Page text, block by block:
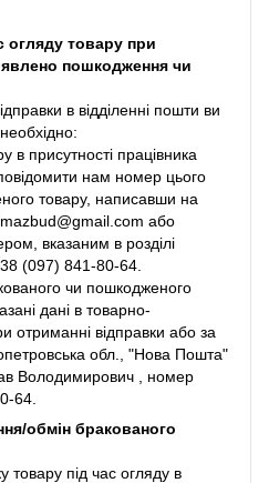
товару при
пошкодження чи
в відділенні пошти ви
в присутності працівника
нам номер цього
товару, написавши на
або
вказаним в розділі
(097) 841-80-64.
чи пошкодженого
дані в товарно-
отриманні відправки або за
обл., "Нова Пошта"
Володимирович , номер
64.
обмін бракованого
товару під час огляду в